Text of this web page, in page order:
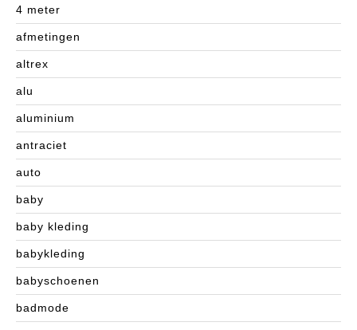
4 meter
afmetingen
altrex
alu
aluminium
antraciet
auto
baby
baby kleding
babykleding
babyschoenen
badmode